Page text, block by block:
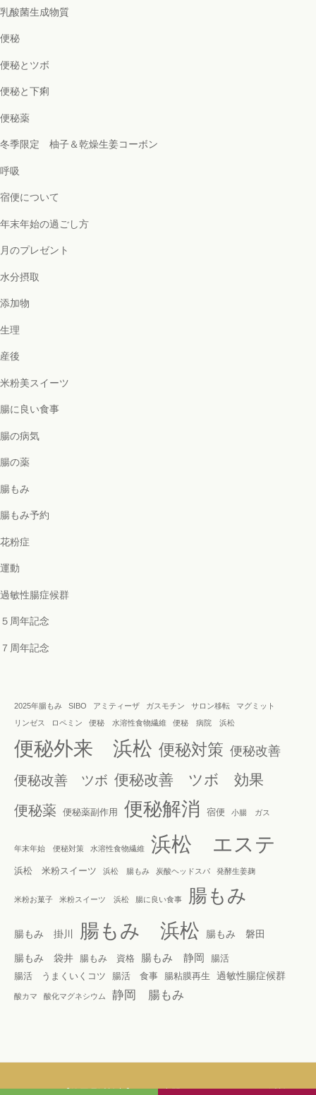
乳酸菌生成物質
便秘
便秘とツボ
便秘と下痢
便秘薬
冬季限定 柚子＆乾燥生姜コーボン
呼吸
宿便について
年末年始の過ごし方
月のプレゼント
水分摂取
添加物
生理
産後
米粉美スイーツ
腸に良い食事
腸の病気
腸の薬
腸もみ
腸もみ予約
花粉症
運動
過敏性腸症候群
５周年記念
７周年記念
2025年腸もみ SIBO アミティーザ ガスモチン サロン移転
マグミット
リンゼス
ロペミン 便秘 水溶性食物繊維 便秘 病院 浜松
便秘外来 浜松 便秘対策 便秘改善
便秘改善 ツボ 便秘改善 ツボ 効果
便秘薬 便秘薬副作用 便秘解消 宿便 小腸 ガス
年末年始 便秘対策 水溶性食物繊維 浜松 エステ
浜松 米粉スイーツ 浜松 腸もみ 炭酸ヘッドスパ 発酵生姜麹
米粉お菓子 米粉スイーツ 浜松 腸に良い食事 腸もみ
腸もみ 掛川 腸もみ 浜松 腸もみ 磐田
腸もみ 袋井 腸もみ 資格 腸もみ 静岡
腸活
腸活 うまくいくコツ
腸活 食事 腸粘膜再生 過敏性腸症候群
酸カマ 酸化マグネシウム 静岡 腸もみ